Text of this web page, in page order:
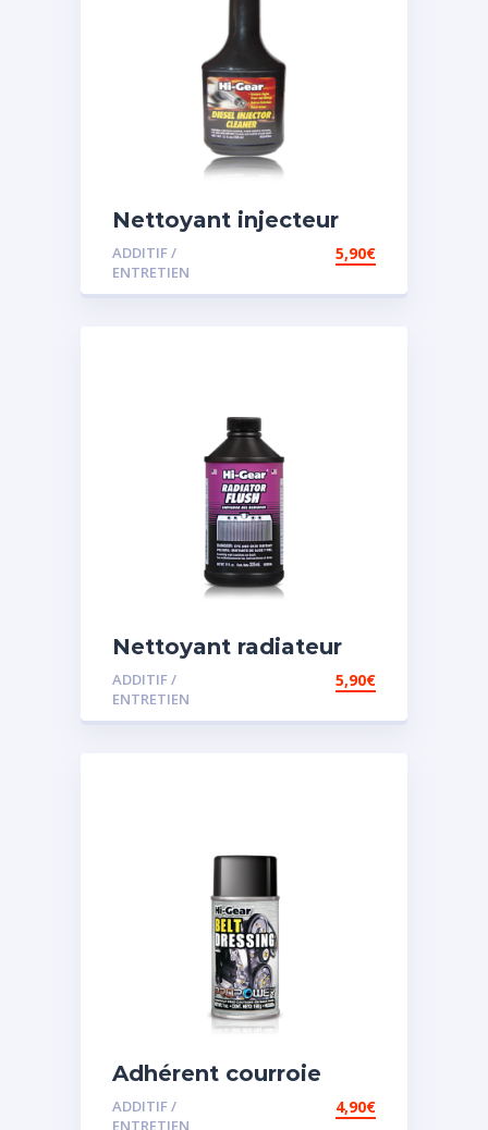
Nettoyant injecteur
diesel
ADDITIF /
ENTRETIEN
5,90€
Nettoyant radiateur
ADDITIF /
ENTRETIEN
5,90€
Adhérent courroie
ADDITIF /
ENTRETIEN
4,90€